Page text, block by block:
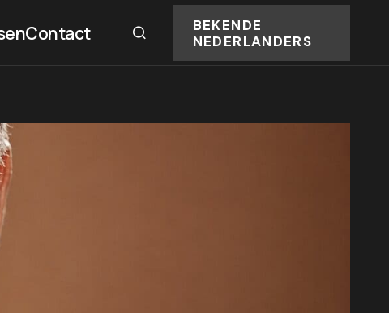
Contact
BEKENDE
NEDERLANDERS